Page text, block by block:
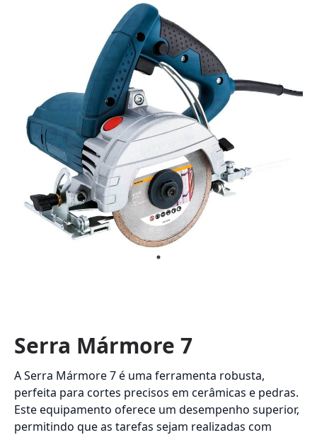
Serra Mármore 7
A Serra Mármore 7 é uma ferramenta robusta,
perfeita para cortes precisos em cerâmicas e pedras.
Este equipamento oferece um desempenho superior,
permitindo que as tarefas sejam realizadas com